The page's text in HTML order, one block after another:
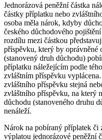
Jednorázová peněžní částka
částky příplatku nebo
osoba měla nárok, kdyby
českého důchodového
rozdílu mezi částkou
příspěvku, který by oprávněné
(stanovený druh důchodu)
příplatku náležejícím podle
zvláštním příspěvku
zvláštního příspěvku stejná
zvláštního příspěvku, na který
důchodu (stanoveného druhu
nenáleží.
Nárok na pobíraný příplatek či
výplatou jednorázové peněžní